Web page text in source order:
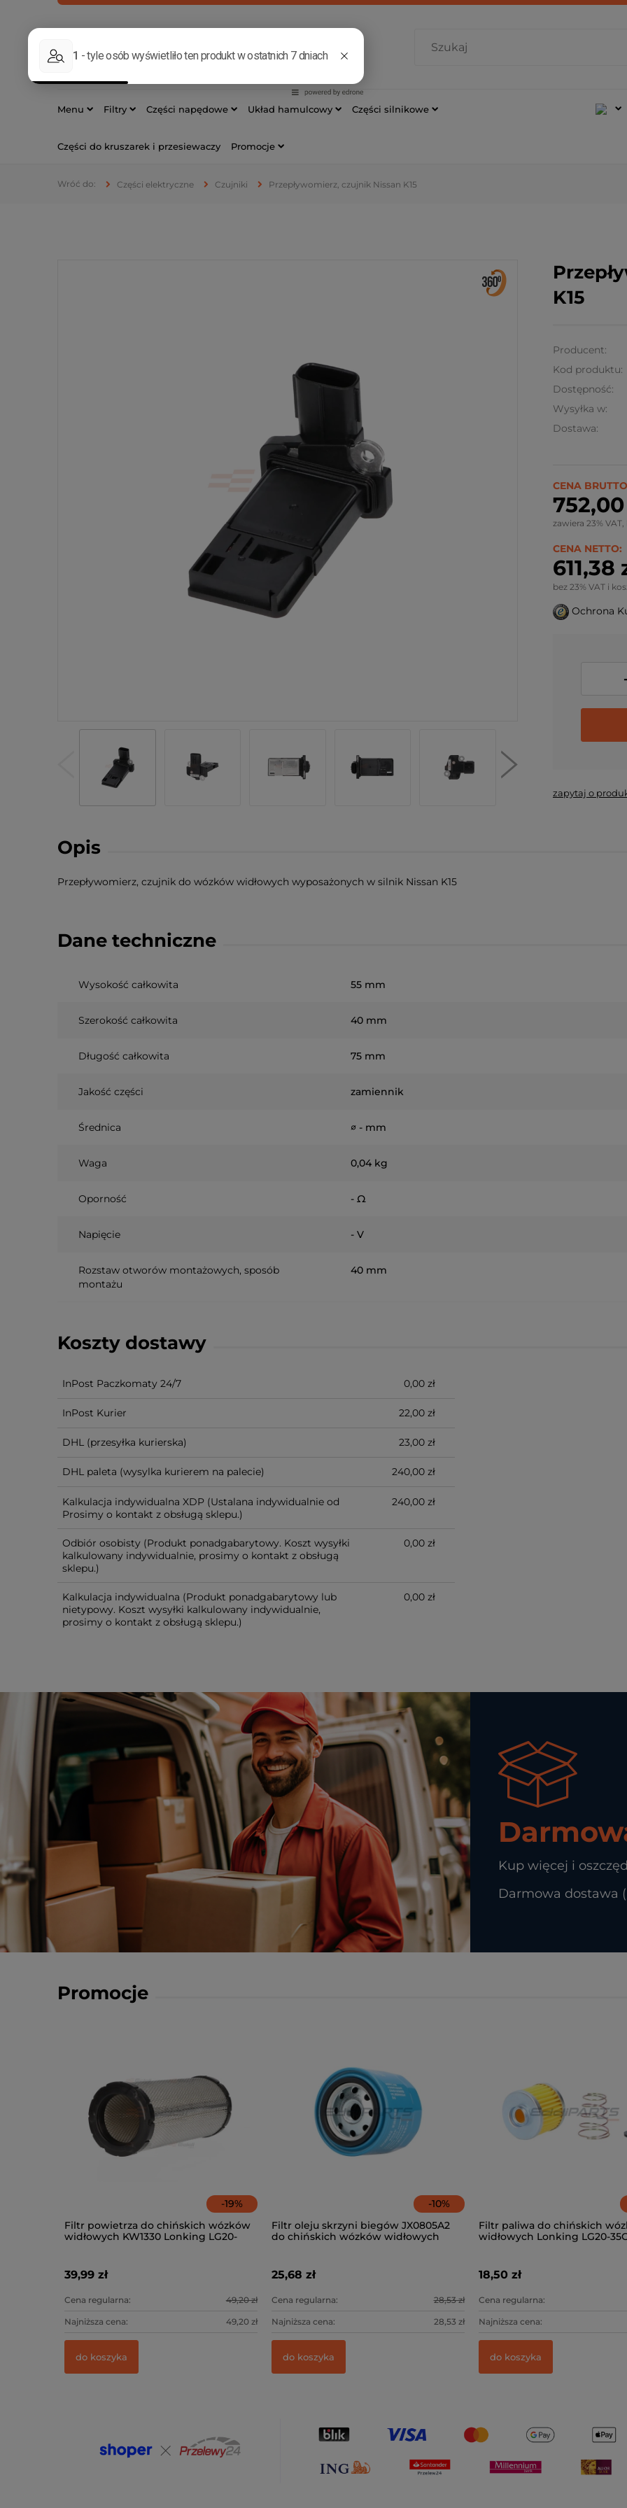
533 177 421
Menu Filtry Części napędowe Układ hamulcowy Części silnikowe
Części do kruszarek i przesiewaczy Promocje
Części elektryczne Czujniki Przepływomierz, czujnik Nissan K15
K15
Producent:
Kod produktu:
Dostępność:
Wysyłka w:
Dostawa:
CENA
752,00
zawiera 23%
CENA NETTO:
611,38
bez 23% VAT i
Ochrona
-
zapytaj o
Opis
Przepływomierz, czujnik do wózków widłowych wyposażonych w silnik Nissan K15
Dane techniczne
Wysokość całkowita 55 mm
Szerokość całkowita 40 mm
Długość całkowita 75 mm
Jakość części zamiennik
Średnica ∅ - mm
Waga 0,04 kg
Oporność - Ω
Napięcie - V
Rozstaw otworów montażowych, sposób
montażu
40 mm
Koszty dostawy
InPost Paczkomaty 24/7 0,00 zł
InPost Kurier 22,00 zł
DHL (przesyłka kurierska) 23,00 zł
DHL paleta (wysylka kurierem na palecie) 240,00 zł
Kalkulacja indywidualna XDP (Ustalana indywidualnie od
Prosimy o kontakt z obsługą sklepu.)
240,00 zł
Odbiór osobisty (Produkt ponadgabarytowy. Koszt wysyłki
kalkulowany indywidualnie, prosimy o kontakt z obsługą
sklepu.)
0,00 zł
Kalkulacja indywidualna (Produkt ponadgabarytowy lub
nietypowy. Koszt wysyłki kalkulowany indywidualnie,
prosimy o kontakt z obsługą sklepu.)
0,00 zł
Kup więcej i
Darmowa dostawa
Promocje
-19%
Filtr powietrza do chińskich wózków
widłowych KW1330 Lonking LG20-
39,99 zł
Cena regularna: 49,20 zł
Najniższa cena: 49,20 zł
do koszyka
-10%
Filtr oleju skrzyni biegów JX0805A2
do chińskich wózków widłowych
25,68 zł
Cena regularna: 28,53 zł
Najniższa cena: 28,53 zł
do koszyka
Filtr paliwa do chińskich
widłowych Lonking LG20-
18,50 zł
Cena regularna:
Najniższa cena:
do koszyka